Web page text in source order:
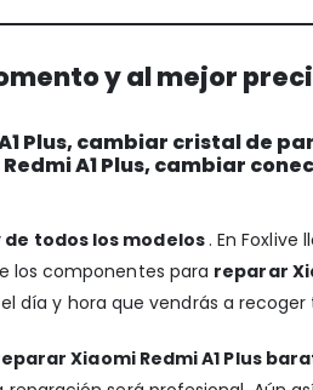
y al mejor
Plus, cambiar cristal de
A1 Plus, cambiar
de todos los modelos. En
los componentes para reparar
día y hora que vendrás a
Xiaomi Redmi A1 Plus